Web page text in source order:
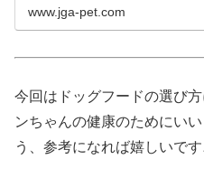
www.jga-pet.com
今回はドッグフードの選び
ンちゃんの健康のためにい
う、参考になれば嬉しいです